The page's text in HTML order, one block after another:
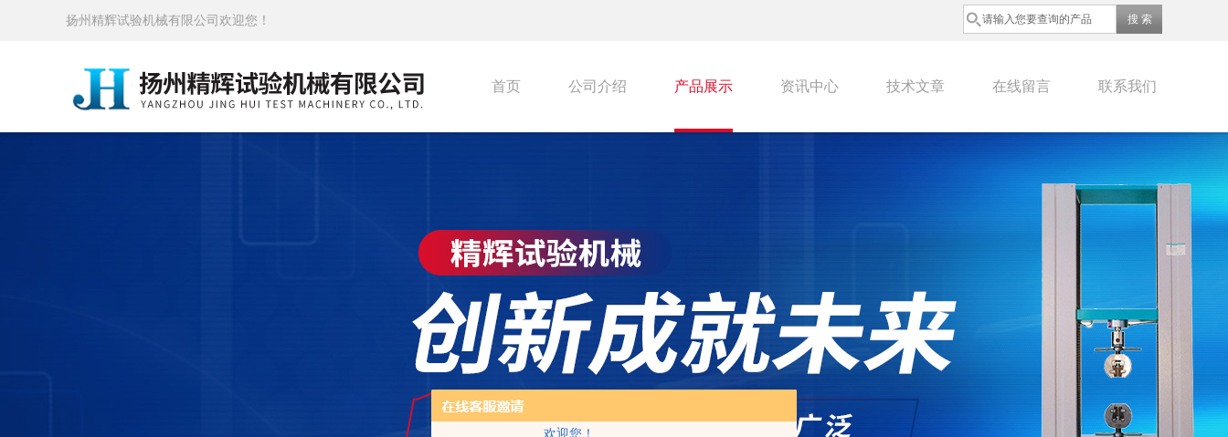
欢迎您！
扬州精辉试验机械有限公司欢迎您！
首页 公司介绍 产品展示 资讯中心 技术文章 在线留言 联系我们